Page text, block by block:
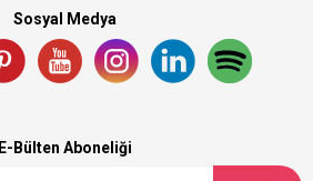
Sosyal Medya
E-Bülten Aboneliği